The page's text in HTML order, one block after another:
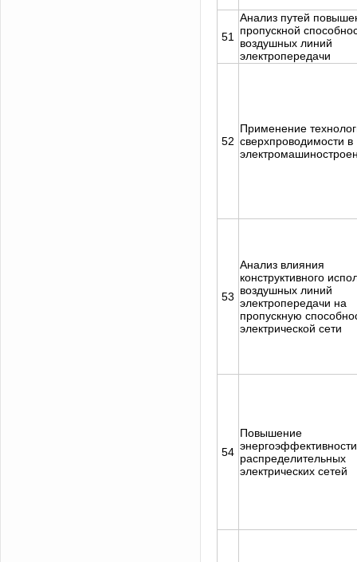
51
Анализ путей
пропускной
воздушных линий
электропередачи
52
Применение
сверхпроводимости в
53
Анализ влияния
конструктивного
воздушных линий
электропередачи на
пропускную
электрической сети
54
Повышение
энергоэффективности
распределительных
электрических сетей